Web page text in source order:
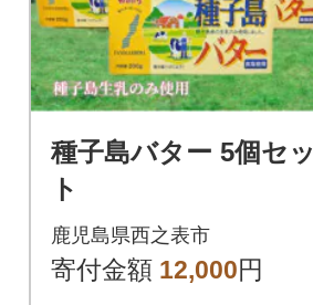
種子島バター 5個セッ
ト
鹿児島県西之表市
寄付金額 12,000円